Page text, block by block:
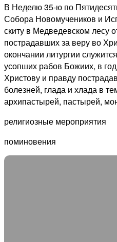
В Неделю 35-ю по
Собора Новомучеников и
скиту в Медведевском лесу
пострадавших за веру во
окончании литургии
усопших рабов Божиих, в
Христову и правду
болезней, глада и хлада в
архипастырей, пастырей,
религиозные мероприятия
поминовения